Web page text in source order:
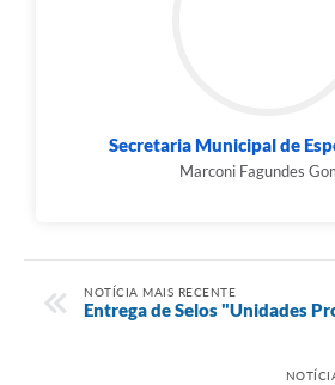
Secretaria Municipal de
Marconi Fagundes
NOTÍCIA MAIS RECENTE
Entrega de Selos "Unidades